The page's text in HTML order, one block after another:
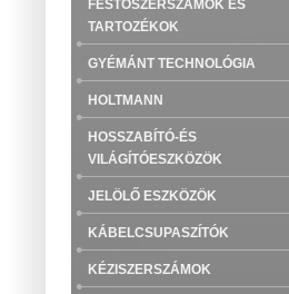
FESTŐSZERSZÁMOK ÉS
TARTOZÉKOK
GYÉMÁNT TECHNOLÓGIA
HOLTMANN
HOSSZABÍTÓ-ÉS
VILÁGÍTÓESZKÖZÖK
JELÖLŐ ESZKÖZÖK
KÁBELCSUPASZÍTÓK
KÉZISZERSZÁMOK